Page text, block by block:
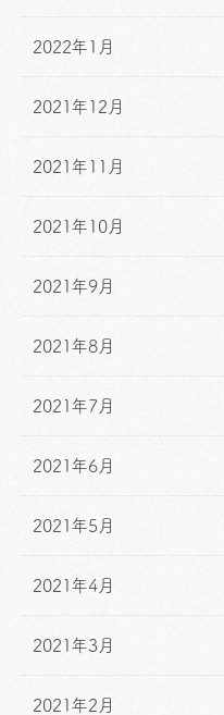
2022年1月
2021年12月
2021年11月
2021年10月
2021年9月
2021年8月
2021年7月
2021年6月
2021年5月
2021年4月
2021年3月
2021年2月